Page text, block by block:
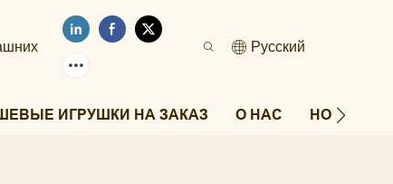
Pусский
ИГРУШКИ НА ЗАКАЗ О НАС НОВОСТИ